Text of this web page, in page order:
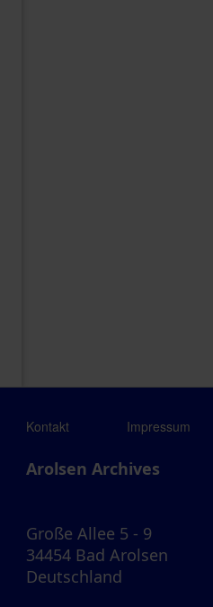
Kontakt Impressum
Arolsen Archives
Große Allee 5 - 9
34454 Bad Arolsen
Deutschland